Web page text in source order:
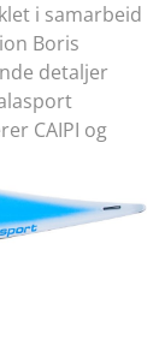
i samarbeid
Boris
detaljer
CAIPI og